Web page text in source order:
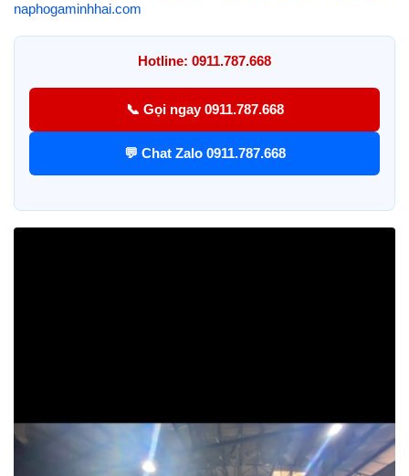
naphogaminhhai.com
Hotline: 0911.787.668
📞 Gọi ngay 0911.787.668
💬 Chat Zalo 0911.787.668